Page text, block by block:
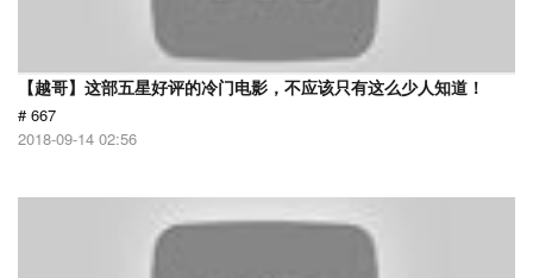
【越哥】这部五星好评的冷门电影，不应该只有这么少人知道！
# 667
2018-09-14 02:56